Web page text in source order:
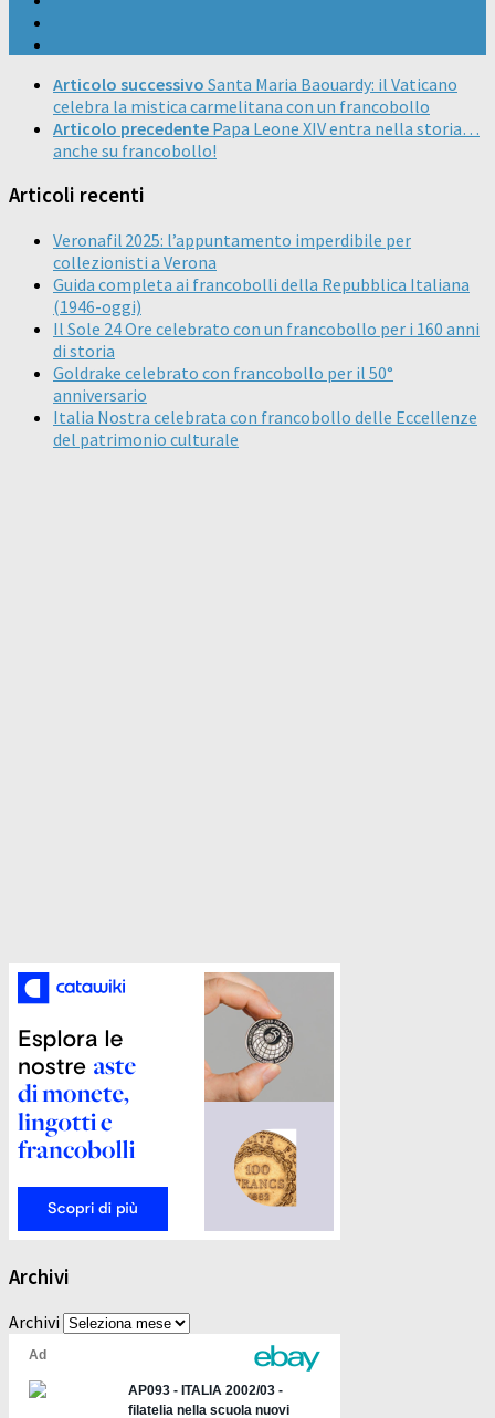
Articolo successivo Santa Maria Baouardy: il Vaticano
celebra la mistica carmelitana con un francobollo
Articolo precedente Papa Leone XIV entra nella storia…
anche su francobollo!
Articoli recenti
Veronafil 2025: l’appuntamento imperdibile per
collezionisti a Verona
Guida completa ai francobolli della Repubblica Italiana
(1946-oggi)
Il Sole 24 Ore celebrato con un francobollo per i 160 anni
di storia
Goldrake celebrato con francobollo per il 50°
anniversario
Italia Nostra celebrata con francobollo delle Eccellenze
del patrimonio culturale
Archivi
Archivi